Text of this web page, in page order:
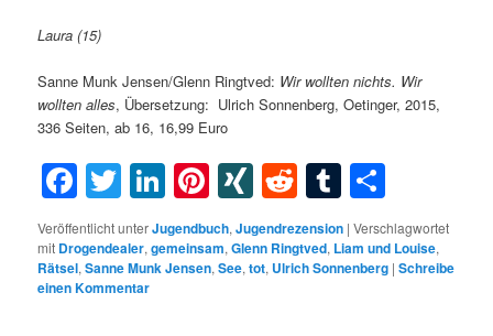
Laura (15)
Sanne Munk Jensen/Glenn Ringtved: Wir wollten nichts. Wir
wollten alles, Übersetzung: Ulrich Sonnenberg, Oetinger, 2015,
336 Seiten, ab 16, 16,99 Euro
Facebook
Twitter
LinkedIn
Pinterest
XINGRedditTumblr
Veröffentlicht unterJugendbuch,Jugendrezension |Verschlagwortet
mit Drogendealer,gemeinsam,Glenn Ringtved, Liam und Louise,
Rätsel,Sanne Munk Jensen,See,tot, Ulrich Sonnenberg |Schreibe
einen Kommentar